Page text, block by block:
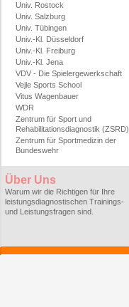
Univ. Rostock
Univ. Salzburg
Univ. Tübingen
Univ.-Kl. Düsseldorf
Univ.-Kl. Freiburg
Univ.-Kl. Jena
VDV - Die Spielergewerkschaft
Vejle Sports School
Vitus Wagenbauer
WDR
Zentrum für Sport und
Rehabilitationsdiagnostik (ZSRD)
Zentrum für Sportmedizin der
Bundeswehr
Über Uns
Warum wir die Richtigen für Ihre
leistungsdiagnostischen Trainings-
und Leistungsfragen sind.